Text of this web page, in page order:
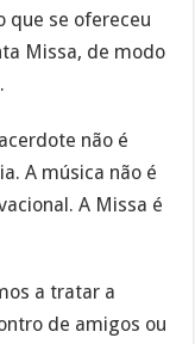
que se ofereceu
Missa, de modo
não é
A música não é
A Missa é
a tratar a
de amigos ou